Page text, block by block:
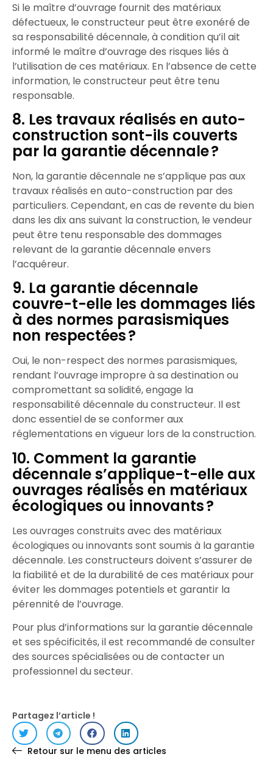
Si le maître d’ouvrage fournit des matériaux
défectueux, le constructeur peut être exonéré de
sa responsabilité décennale, à condition qu’il ait
informé le maître d’ouvrage des risques liés à
l’utilisation de ces matériaux. En l’absence de cette
information, le constructeur peut être tenu
responsable.​
8. Les travaux réalisés en auto-
construction sont-ils couverts
par la garantie décennale ?
Non, la garantie décennale ne s’applique pas aux
travaux réalisés en auto-construction par des
particuliers. Cependant, en cas de revente du bien
dans les dix ans suivant la construction, le vendeur
peut être tenu responsable des dommages
relevant de la garantie décennale envers
l’acquéreur.​
9. La garantie décennale
couvre-t-elle les dommages liés
à des normes parasismiques
non respectées ?
Oui, le non-respect des normes parasismiques,
rendant l’ouvrage impropre à sa destination ou
compromettant sa solidité, engage la
responsabilité décennale du constructeur. Il est
donc essentiel de se conformer aux
réglementations en vigueur lors de la construction.​
10. Comment la garantie
décennale s’applique-t-elle aux
ouvrages réalisés en matériaux
écologiques ou innovants ?
Les ouvrages construits avec des matériaux
écologiques ou innovants sont soumis à la garantie
décennale. Les constructeurs doivent s’assurer de
la fiabilité et de la durabilité de ces matériaux pour
éviter les dommages potentiels et garantir la
pérennité de l’ouvrage.​
Pour plus d’informations sur la garantie décennale
et ses spécificités, il est recommandé de consulter
des sources spécialisées ou de contacter un
professionnel du secteur.
Partagez l’article !
Retour sur le menu des articles